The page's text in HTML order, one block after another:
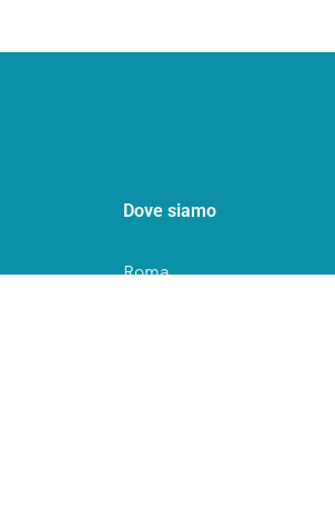
Dove siamo
Roma